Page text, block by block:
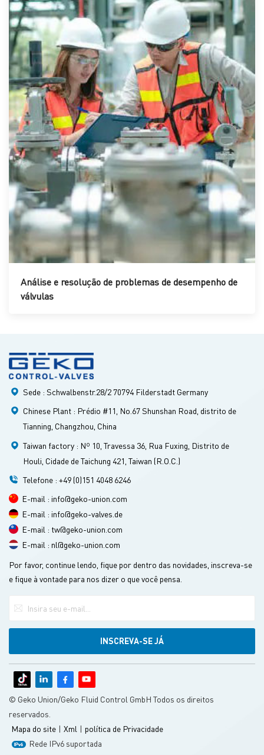
Análise e resolução de problemas de desempenho de
válvulas
Sede : Schwalbenstr.28/2 70794 Filderstadt Germany
Chinese Plant : Prédio #11, No.67 Shunshan Road, distrito de
Tianning, Changzhou, China
Taiwan factory : Nº 10, Travessa 36, ​​Rua Fuxing, Distrito de
Houli, Cidade de Taichung 421, Taiwan (R.O.C.)
Telefone : +49 (0)151 4048 6246
E-mail : info@geko-union.com
E-mail : info@geko-valves.de
E-mail : tw@geko-union.com
E-mail : nl@geko-union.com
Por favor, continue lendo, fique por dentro das novidades, inscreva-se
e fique à vontade para nos dizer o que você pensa.
© Geko Union/Geko Fluid Control GmbH Todos os direitos
reservados.
Mapa do site | Xml | política de Privacidade
Rede IPv6 suportada